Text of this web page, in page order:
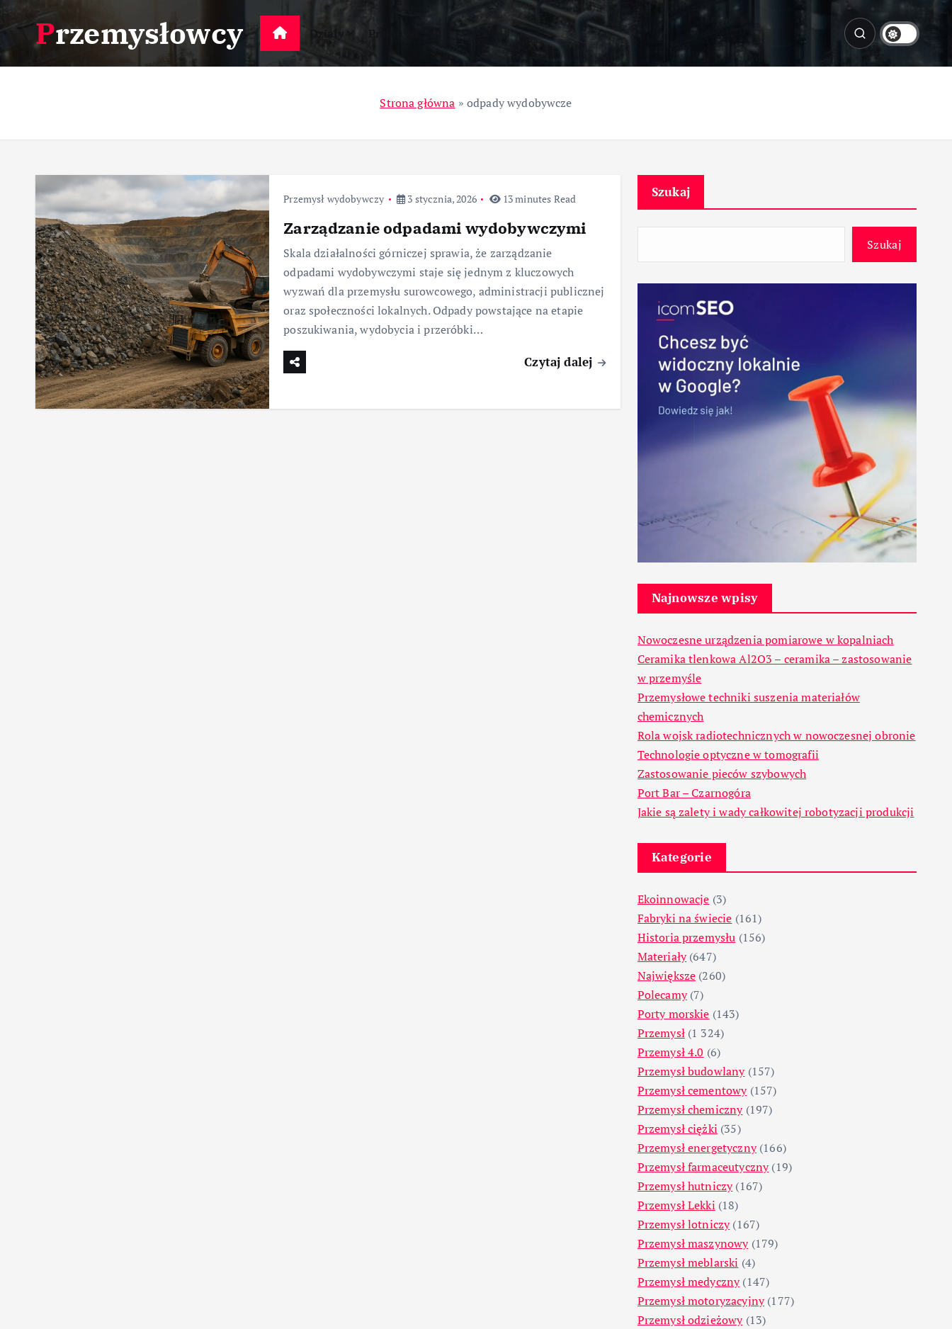
k
p
o
Przemysłowcy Przemysł
Strona główna » odpady wydobywcze
Przemysł wydobywczy 3 stycznia, 2026 13 minutes Read
Zarządzanie odpadami wydobywczymi
Skala działalności górniczej sprawia, że zarządzanie
odpadami wydobywczymi staje się jednym z kluczowych
wyzwań dla przemysłu surowcowego, administracji publicznej
oraz społeczności lokalnych. Odpady powstające na etapie
poszukiwania, wydobycia i przeróbki…
Czytaj dalej
Szukaj
Szukaj
Najnowsze wpisy
Nowoczesne urządzenia pomiarowe w kopalniach
Ceramika tlenkowa Al2O3 – ceramika – zastosowanie
w przemyśle
Przemysłowe techniki suszenia materiałów
chemicznych
Rola wojsk radiotechnicznych w nowoczesnej obronie
Technologie optyczne w tomografii
Zastosowanie pieców szybowych
Port Bar – Czarnogóra
Jakie są zalety i wady całkowitej robotyzacji produkcji
Kategorie
Ekoinnowacje (3)
Fabryki na świecie (161)
Historia przemysłu (156)
Materiały(647)
Największe (260)
Polecamy(7)
Porty morskie (143)
Przemysł(1 324)
Przemysł 4.0 (6)
Przemysł budowlany(157)
Przemysł cementowy(157)
Przemysł chemiczny(197)
Przemysł ciężki (35)
Przemysł energetyczny(166)
Przemysł farmaceutyczny(19)
Przemysł hutniczy(167)
Przemysł Lekki (18)
Przemysł lotniczy(167)
Przemysł maszynowy(179)
Przemysł meblarski (4)
Przemysł medyczny(147)
Przemysł motoryzacyjny(177)
Przemysł odzieżowy(13)